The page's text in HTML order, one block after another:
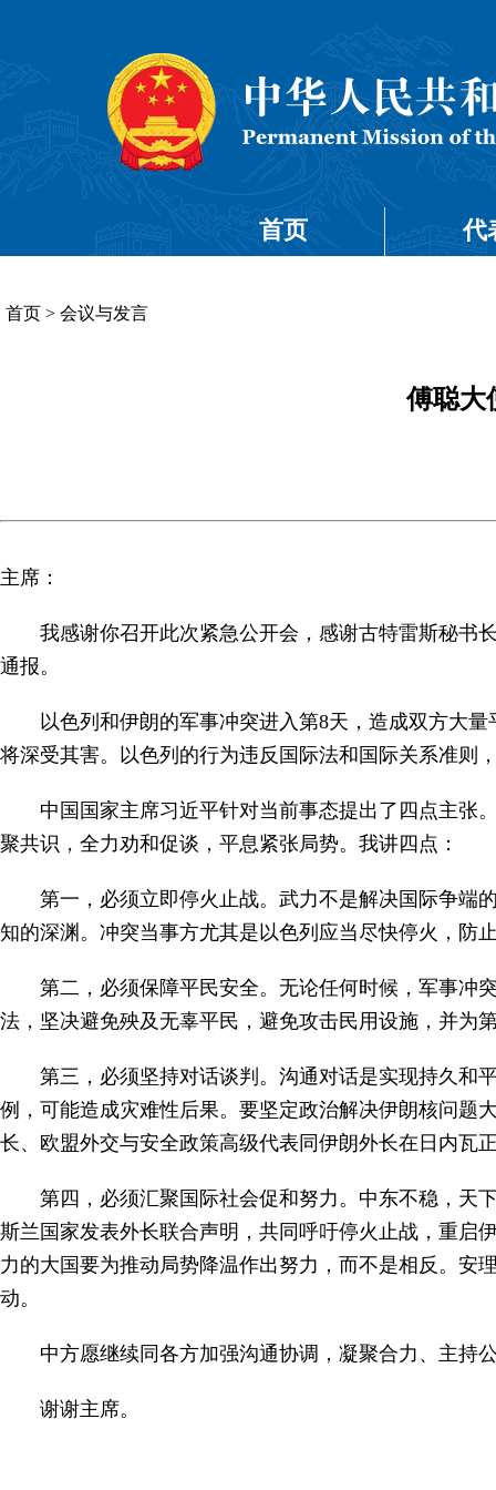
首页 代
首页 > 会议与发言
傅聪大
主席：
我感谢你召开此次紧急公开会，感谢古特雷斯秘书
通报。
以色列和伊朗的军事冲突进入第8天，造成双方大
将深受其害。以色列的行为违反国际法和国际关系准则
中国国家主席习近平针对当前事态提出了四点主张
聚共识，全力劝和促谈，平息紧张局势。我讲四点：
第一，必须立即停火止战。武力不是解决国际争端
知的深渊。冲突当事方尤其是以色列应当尽快停火，防
第二，必须保障平民安全。无论任何时候，军事冲
法，坚决避免殃及无辜平民，避免攻击民用设施，并为
第三，必须坚持对话谈判。沟通对话是实现持久和
例，可能造成灾难性后果。要坚定政治解决伊朗核问题
长、欧盟外交与安全政策高级代表同伊朗外长在日内瓦
第四，必须汇聚国际社会促和努力。中东不稳，天
斯兰国家发表外长联合声明，共同呼吁停火止战，重启
力的大国要为推动局势降温作出努力，而不是相反。安
动。
中方愿继续同各方加强沟通协调，凝聚合力、主持
谢谢主席。